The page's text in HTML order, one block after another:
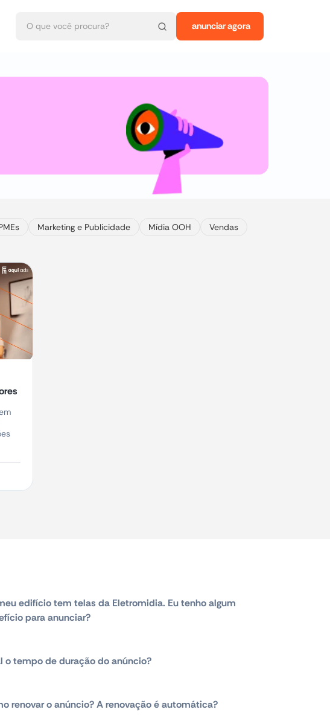
anunciar agora
Marketing e Publicidade Mídia OOH
Vendas
edifício tem telas da Eletromidia. Eu tenho algum
para anunciar?
o tempo de duração do anúncio?
renovar o anúncio? A renovação é automática?